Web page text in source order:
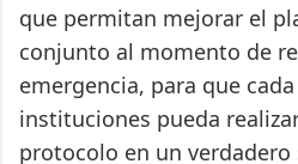
que permitan mejorar el
conjunto al momento de
emergencia, para que
instituciones pueda
protocolo en un verdadero